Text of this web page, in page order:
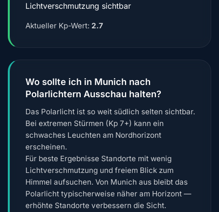
Lichtverschmutzung sichtbar
Aktueller Kp-Wert: 2.7
Wo sollte ich in Munich nach
Polarlichtern Ausschau halten?
Das Polarlicht ist so weit südlich selten sichtbar.
Bei extremen Stürmen (Kp 7+) kann ein
schwaches Leuchten am Nordhorizont
erscheinen.
Für beste Ergebnisse Standorte mit wenig
Lichtverschmutzung und freiem Blick zum
Himmel aufsuchen. Von Munich aus bleibt das
Polarlicht typischerweise näher am Horizont —
erhöhte Standorte verbessern die Sicht.